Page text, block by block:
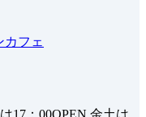
カフェ